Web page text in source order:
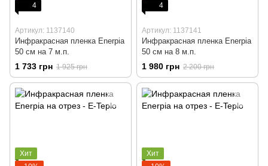
4
Артикул: 1137140
Инфракрасная пленка Enerpia
50 cм на 7 м.п.
1 733 грн 1 925 грн
4
Артикул: 1137141
Инфракрасная пленка Enerpia
50 cм на 8 м.п.
1 980 грн 2 200 грн
Хит
Хит